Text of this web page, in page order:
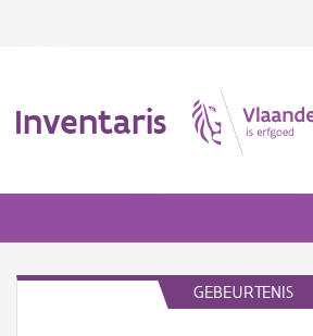
Inventaris
GEBEURTENIS